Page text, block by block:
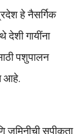
हे नैसर्गिक
देशी गायींना
पशुपालन
आहे.
जमिनीची सुपीकता